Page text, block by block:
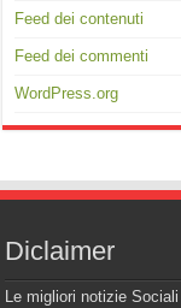
Feed dei contenuti
Feed dei commenti
WordPress.org
Diclaimer
Le migliori notizie